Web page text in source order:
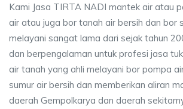
Kami Jasa TIRTA NADI mantek air atau
air atau juga bor tanah air bersih dan bor
melayani sangat lama dari sejak tahun
dan berpengalaman untuk profesi jasa
air tanah yang ahli melayani bor pompa
sumur air bersih dan memberikan aliran
daerah Gempolkarya dan daerah